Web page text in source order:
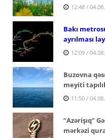
12:48 /
Bakı
ayrılması
12:09 /
Buzovna
meyiti
11:50 /
“Azərişıq”
mərkəzi